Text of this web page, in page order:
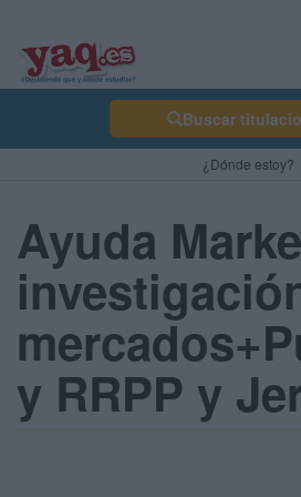
Buscar
¿Dónde estoy?
Ayuda
y RRPP y